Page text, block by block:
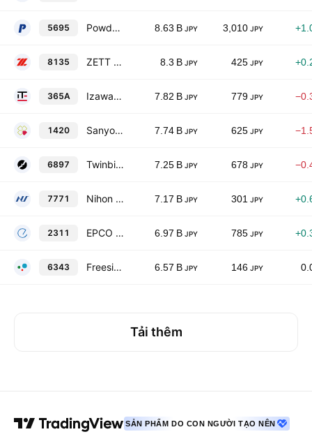
5695 Powdertech Co., Ltd. 8.63 B JPY 3,010 JPY
8135 ZETT CORP. 8.3 B JPY 425 JPY
365A Izawa Towel Co. Ltd. 7.82 B JPY 779 JPY
1420 Sanyo Homes Corp. 7.74 B JPY 625 JPY
6897 Twinbird Corporation 7.25 B JPY 678 JPY
7771 Nihon Seimitsu Co., Ltd. 7.17 B JPY 301 JPY
2311 EPCO Co.,Ltd. 6.97 B JPY 785 JPY
6343 Freesia Macross Corporation 6.57 B JPY 146 JPY
Tải thêm
SẢN PHẨM DO CON NGƯỜI TẠO NÊN